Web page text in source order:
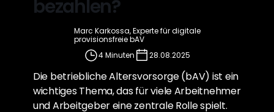
bezahlen?
4 Minuten 28.08.2025
Marc Karkossa, Experte für digitale
provisionsfreie bAV
Die betriebliche Altersvorsorge (bAV) ist ein
wichtiges Thema, das für viele Arbeitnehmer
und Arbeitgeber eine zentrale Rolle spielt.